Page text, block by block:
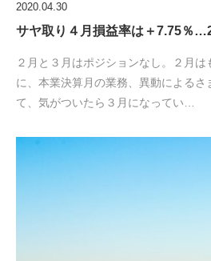
2020.04.30
サヤ取り４月損益率は＋7.75％
２月と３月はポジションなし。２月
に、本業決算月の業務、異動によるさ
て、気がついたら３月になってい…